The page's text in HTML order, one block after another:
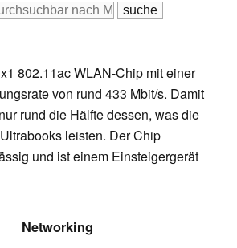
802.11ac WLAN-Chip mit einer
von rund 433 Mbit/s. Damit
rund die Hälfte dessen, was die
leisten. Der Chip
und ist einem Einsteigergerät
Networking